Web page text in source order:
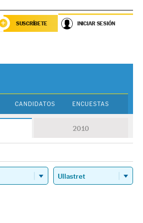
SUSCRÍBETE INICIAR SESIÓN
CANDIDATOS ENCUESTAS
2010